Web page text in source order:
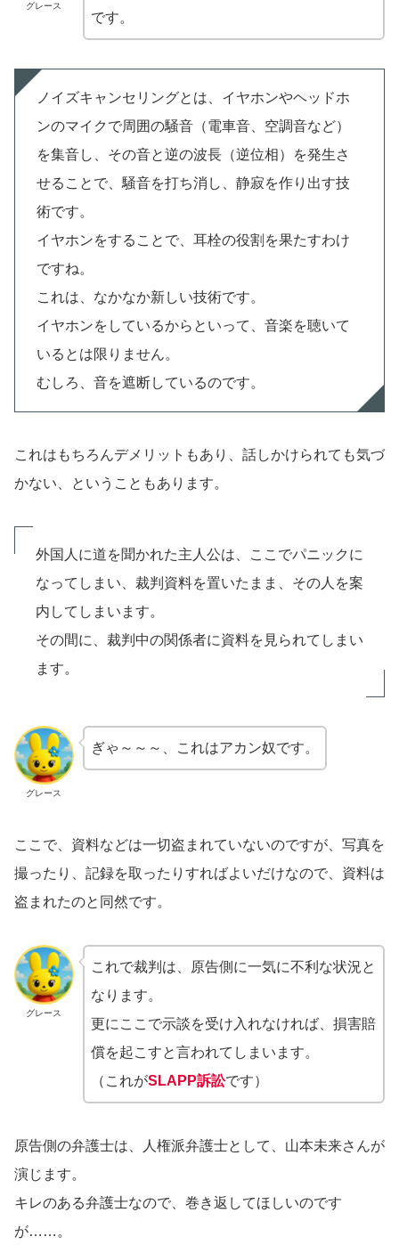
グレース
です。
ノイズキャンセリングとは、イヤホンやヘッドホ
ンのマイクで周囲の騒音（電車音、空調音など）
を集音し、その音と逆の波長（逆位相）を発生さ
せることで、騒音を打ち消し、静寂を作り出す技
術です。
イヤホンをすることで、耳栓の役割を果たすわけ
ですね。
これは、なかなか新しい技術です。
イヤホンをしているからといって、音楽を聴いて
いるとは限りません。
むしろ、音を遮断しているのです。
これはもちろんデメリットもあり、話しかけられても気づ
かない、ということもあります。
外国人に道を聞かれた主人公は、ここでパニックに
なってしまい、裁判資料を置いたまま、その人を案
内してしまいます。
その間に、裁判中の関係者に資料を見られてしまい
ます。
グレース
ぎゃ～～～、これはアカン奴です。
ここで、資料などは一切盗まれていないのですが、写真を
撮ったり、記録を取ったりすればよいだけなので、資料は
盗まれたのと同然です。
グレース
これで裁判は、原告側に一気に不利な状況と
なります。
更にここで示談を受け入れなければ、損害賠
償を起こすと言われてしまいます。
（これがSLAPP訴訟です）
原告側の弁護士は、人権派弁護士として、山本未来さんが
演じます。
キレのある弁護士なので、巻き返してほしいのです
が……。